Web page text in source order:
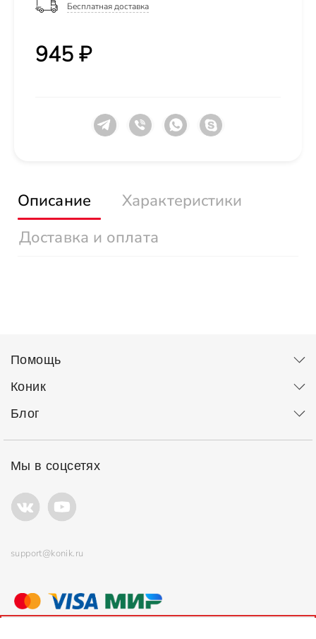
Бесплатная доставка
945 ₽
Описание
Характеристики
Доставка и оплата
Помощь
Коник
Блог
Мы в соцсетях
support@konik.ru